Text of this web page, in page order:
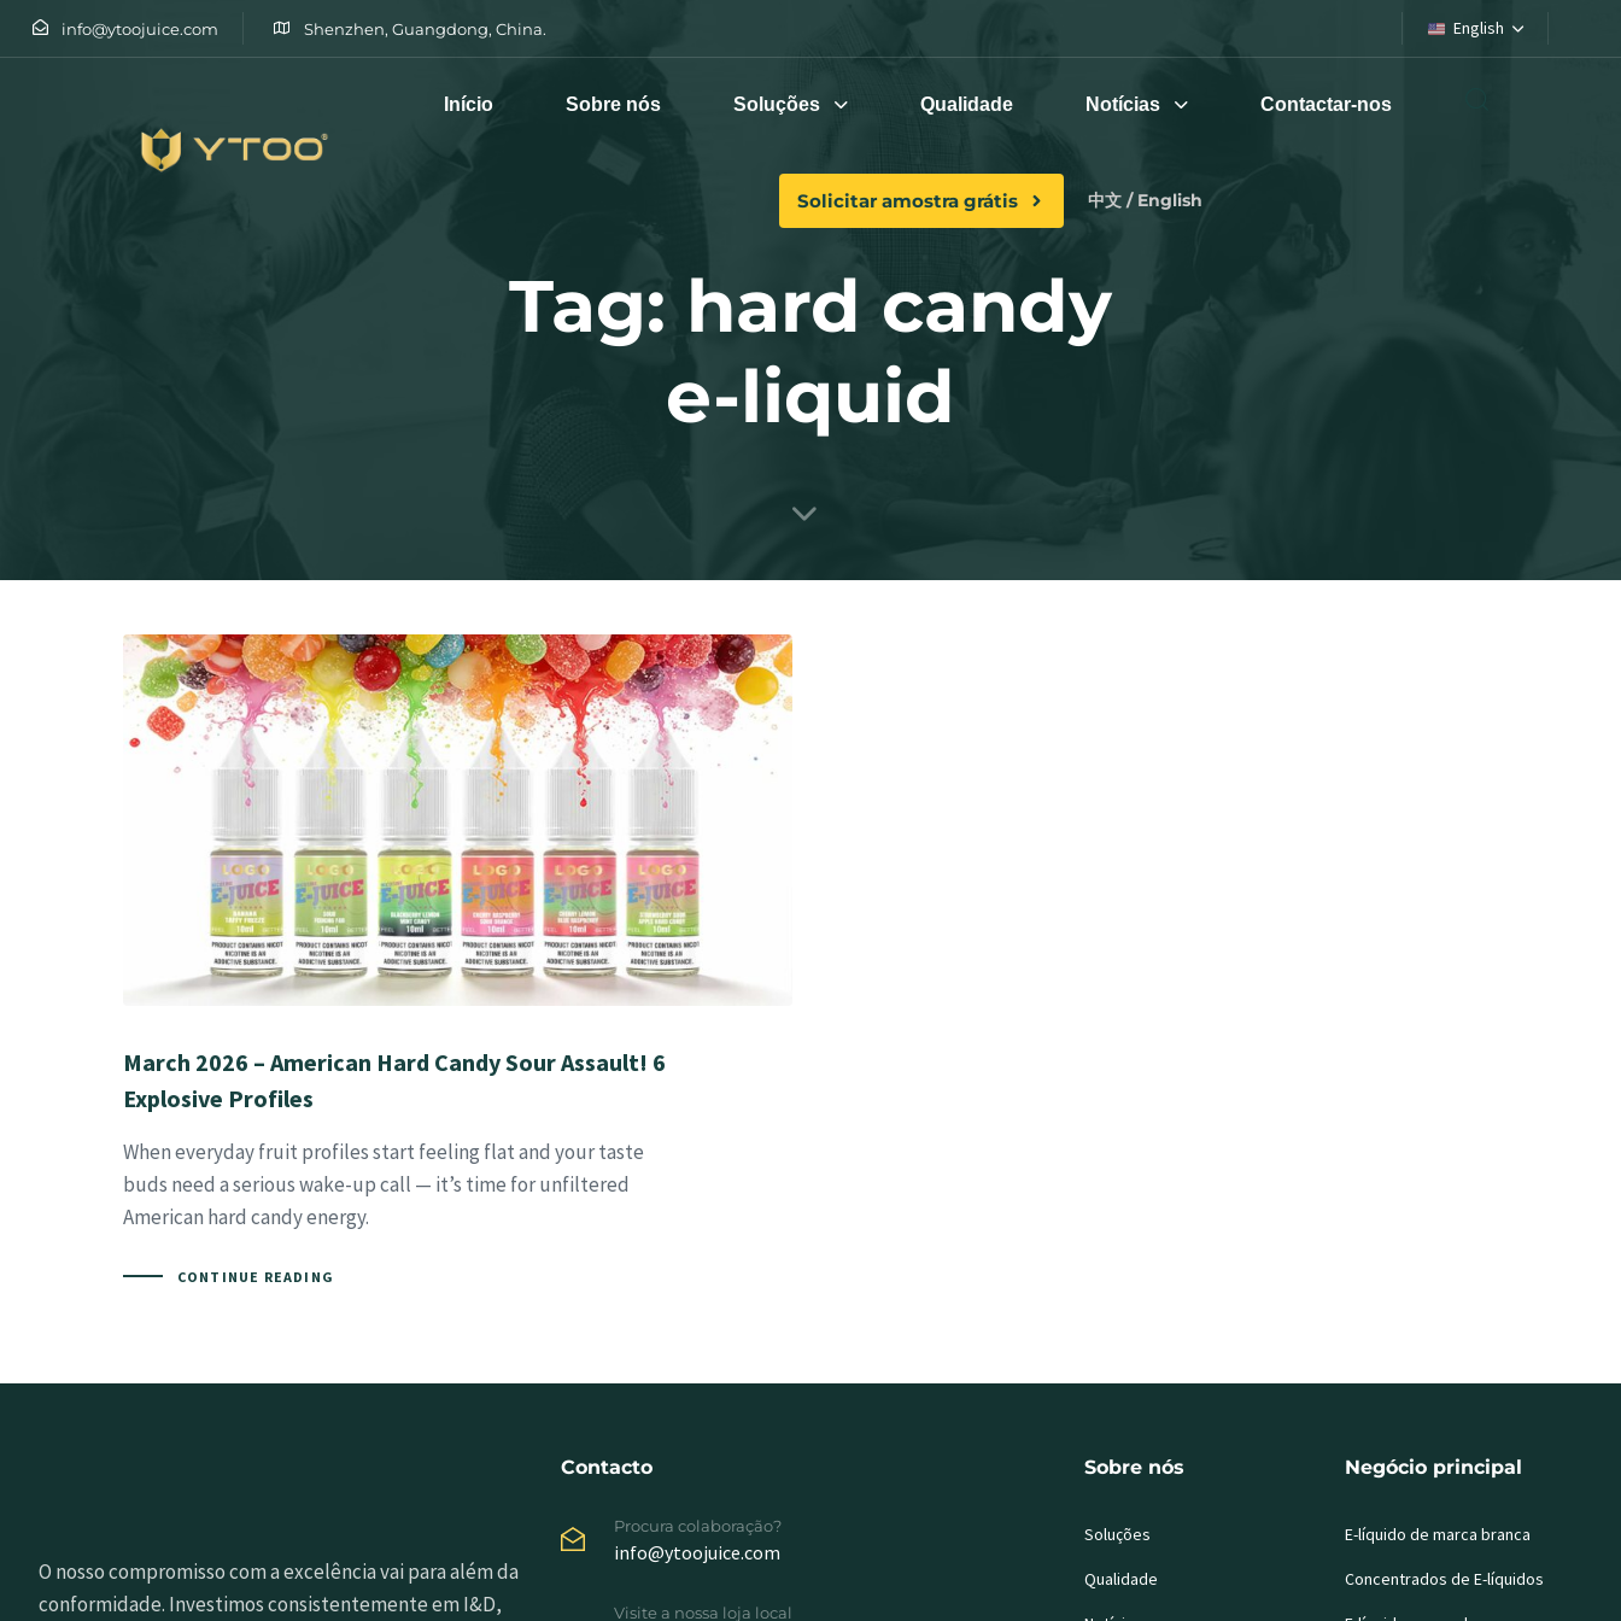
info@ytoojuice.com Shenzhen, Guangdong, China. English
Escreva e prima enter
Início Sobre nós Soluções Qualidade Notícias Contactar-nos
Solicitar amostra grátis 中文 / English
Tag: hard candy
e-liquid
March 2026 – American Hard Candy Sour Assault! 6
Explosive Profiles
When everyday fruit profiles start feeling flat and your taste
buds need a serious wake-up call — it’s time for unfiltered
American hard candy energy.
CONTINUE READING
O nosso compromisso com a excelência vai para além da
conformidade. Investimos consistentemente em I&D,
Contacto
Procura colaboração?
info@ytoojuice.com
Visite a nossa loja local
Sobre nós
Soluções
Qualidade
Negócio principal
E-líquido de marca branca
Concentrados de E-líquidos